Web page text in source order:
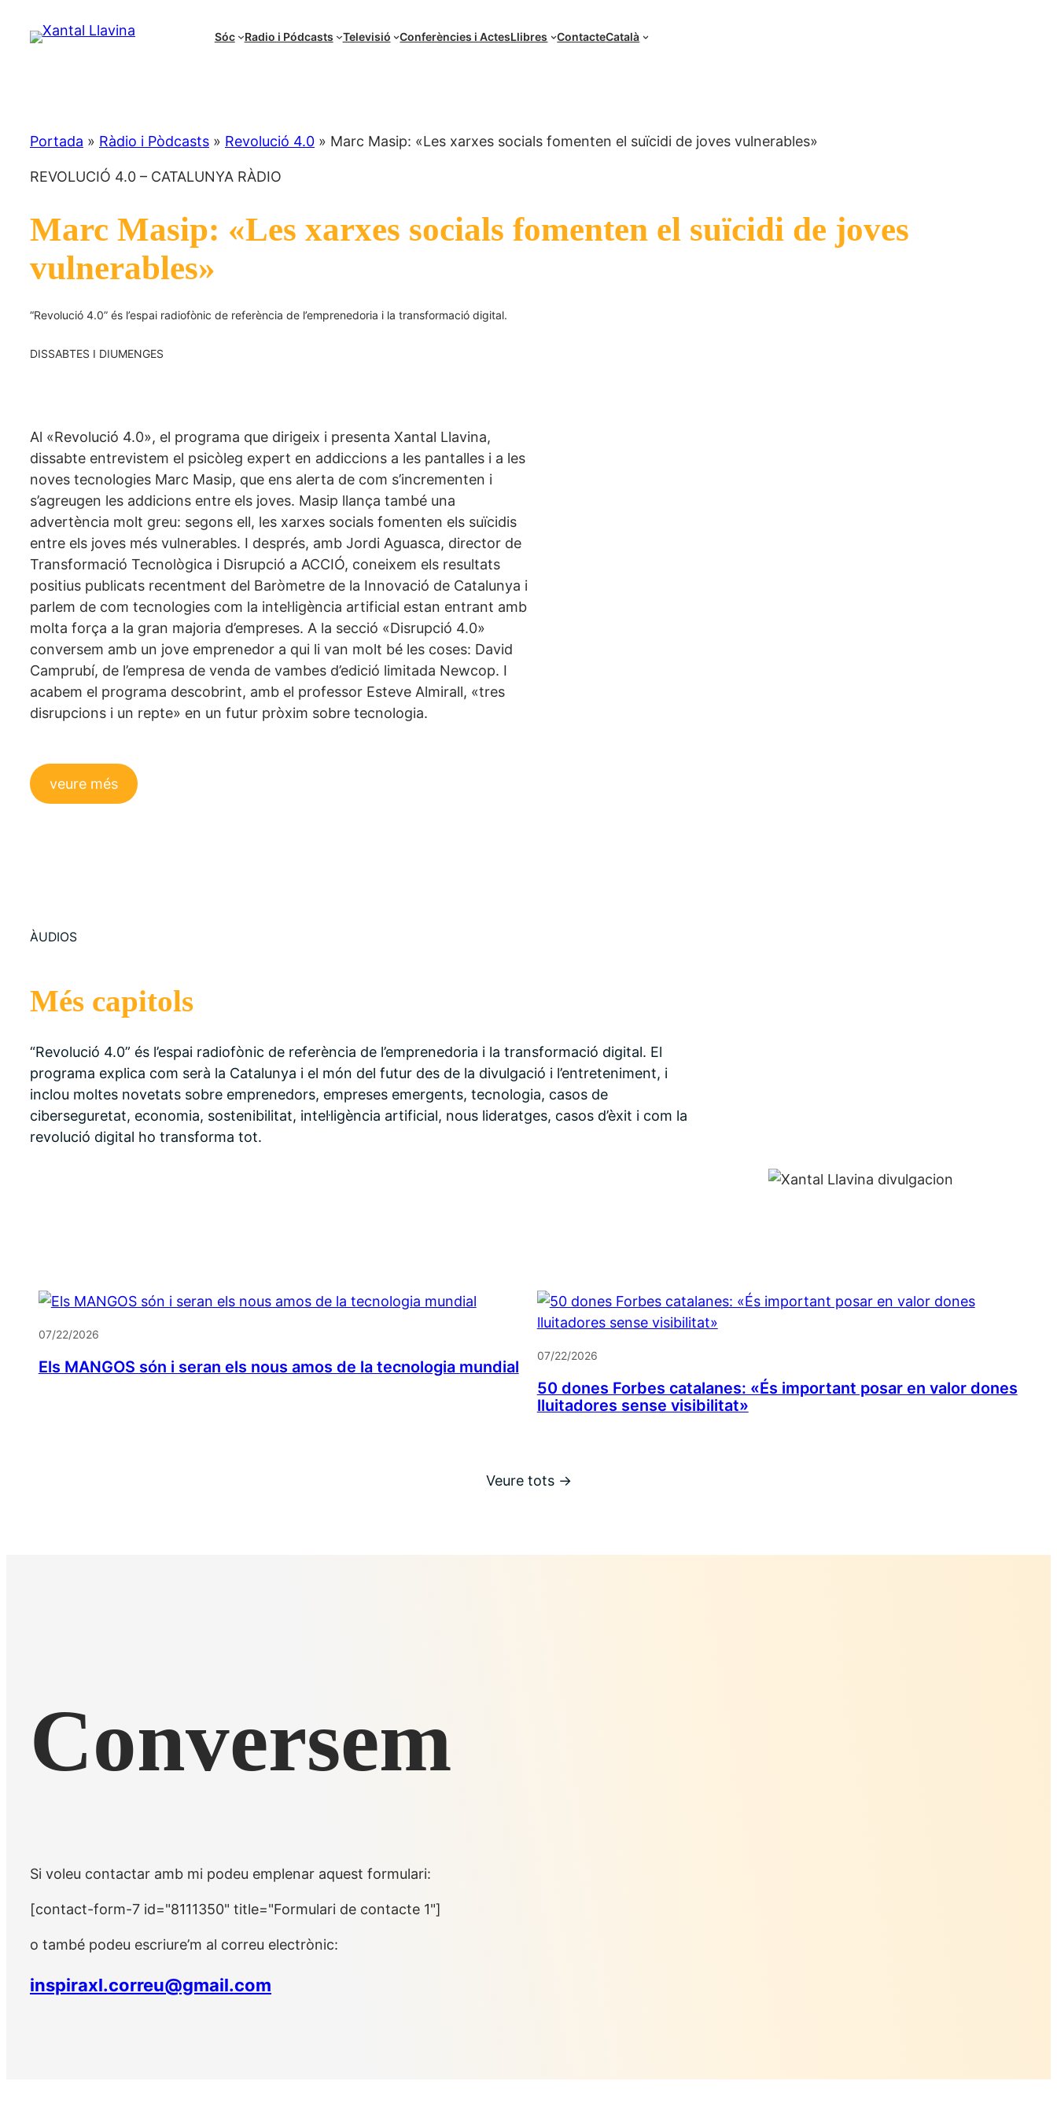
Sóc Radio i Pódcasts Televisió Conferències i ActesLlibres ContacteCatalà
Portada » Ràdio i Pòdcasts » Revolució 4.0 » Marc Masip: «Les xarxes socials fomenten el suïcidi de joves vulnerables»
REVOLUCIÓ 4.0 – CATALUNYA RÀDIO
Marc Masip: «Les xarxes socials fomenten el suïcidi de joves
vulnerables»
“Revolució 4.0” és l’espai radiofònic de referència de l’emprenedoria i la transformació digital.
DISSABTES I DIUMENGES
Al «Revolució 4.0», el programa que dirigeix i presenta Xantal Llavina,
dissabte entrevistem el psicòleg expert en addiccions a les pantalles i a les
noves tecnologies Marc Masip, que ens alerta de com s’incrementen i
s’agreugen les addicions entre els joves. Masip llança també una
advertència molt greu: segons ell, les xarxes socials fomenten els suïcidis
entre els joves més vulnerables. I després, amb Jordi Aguasca, director de
Transformació Tecnològica i Disrupció a ACCIÓ, coneixem els resultats
positius publicats recentment del Baròmetre de la Innovació de Catalunya i
parlem de com tecnologies com la intel·ligència artificial estan entrant amb
molta força a la gran majoria d’empreses. A la secció «Disrupció 4.0»
conversem amb un jove emprenedor a qui li van molt bé les coses: David
Camprubí, de l’empresa de venda de vambes d’edició limitada Newcop. I
acabem el programa descobrint, amb el professor Esteve Almirall, «tres
disrupcions i un repte» en un futur pròxim sobre tecnologia.
veure més
ÀUDIOS
Més capitols
“Revolució 4.0” és l’espai radiofònic de referència de l’emprenedoria i la transformació digital. El
programa explica com serà la Catalunya i el món del futur des de la divulgació i l’entreteniment, i
inclou moltes novetats sobre emprenedors, empreses emergents, tecnologia, casos de
ciberseguretat, economia, sostenibilitat, intel·ligència artificial, nous lideratges, casos d’èxit i com la
revolució digital ho transforma tot.
07/22/2026
Els MANGOS són i seran els nous amos de la tecnologia mundial
07/22/2026
50 dones Forbes catalanes: «És important posar en valor dones
lluitadores sense visibilitat»
Veure tots →
Conversem
Si voleu contactar amb mi podeu emplenar aquest formulari:
[contact-form-7 id="8111350" title="Formulari de contacte 1"]
o també podeu escriure’m al correu electrònic:
inspiraxl.correu@gmail.com